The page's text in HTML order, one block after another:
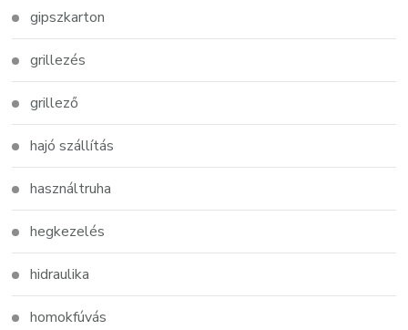
gipszkarton
grillezés
grillező
hajó szállítás
használtruha
hegkezelés
hidraulika
homokfúvás